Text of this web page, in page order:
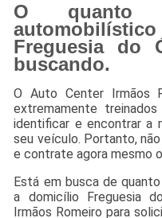
O quanto
Freguesia do
buscando.
O Auto Center Irmãos
extremamente
identificar e encontrar a
seu veículo. Portanto,
e contrate agora mesmo
Está em busca de
a domicílio Freguesia
Irmãos Romeiro para